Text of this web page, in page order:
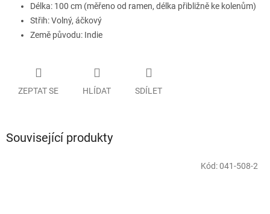
Délka: 100 cm (měřeno od ramen, délka přibližně ke kolenům)
Střih: Volný, áčkový
Země původu: Indie
ZEPTAT SE HLÍDAT SDÍLET
Související produkty
Kód:041-508-2